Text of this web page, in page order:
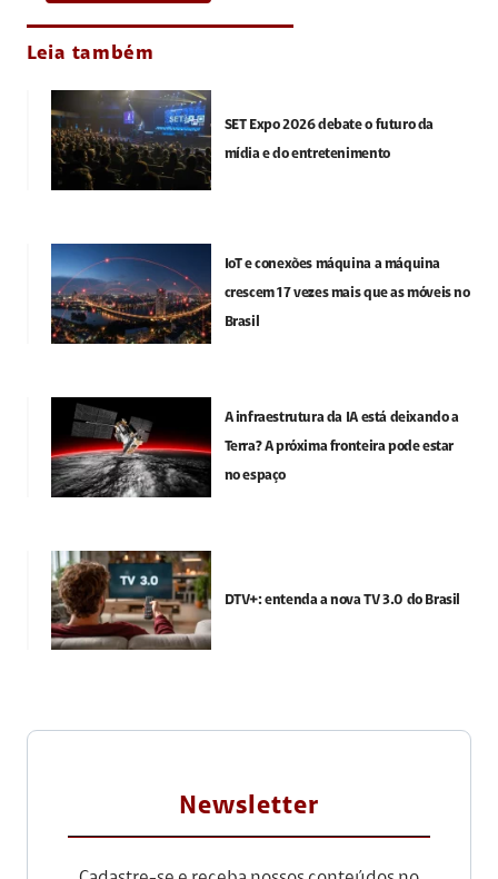
Leia também
SET Expo 2026 debate o futuro da
mídia e do entretenimento
IoT e conexões máquina a máquina
crescem 17 vezes mais que as móveis no
Brasil
A infraestrutura da IA está deixando a
Terra? A próxima fronteira pode estar
no espaço
DTV+: entenda a nova TV 3.0 do Brasil
Newsletter